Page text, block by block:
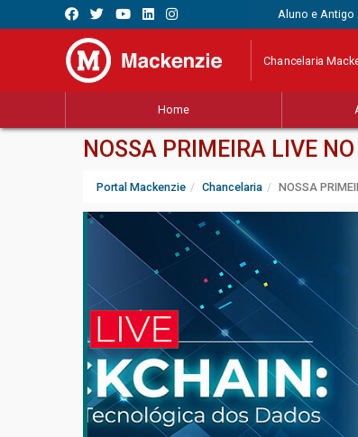
Aluno e Antigo
Chancelaria
Home
NOSSA PRIMEIRA LIVE
Portal Mackenzie Chancelaria NOSSA